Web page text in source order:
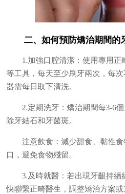
二、如何預防矯治期間的
1.加強口腔清潔：使用專用
等工具，每天至少刷牙兩次，每
器需每日取下清洗。
2.定期洗牙：矯治期間每3-6
除牙結石和牙菌斑。
注意飲食：減少甜食、黏性
口，避免食物殘留。
3.及時就醫：若出現牙齦持
快聯繫正畸醫生，調整矯治方案或